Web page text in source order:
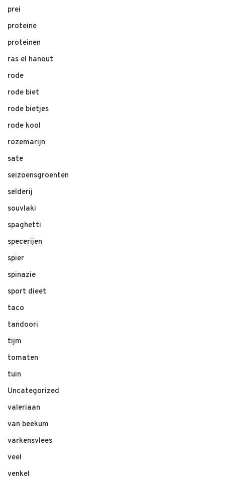
prei
proteine
proteinen
ras el hanout
rode
rode biet
rode bietjes
rode kool
rozemarijn
sate
seizoensgroenten
selderij
souvlaki
spaghetti
specerijen
spier
spinazie
sport dieet
taco
tandoori
tijm
tomaten
tuin
Uncategorized
valeriaan
van beekum
varkensvlees
veel
venkel